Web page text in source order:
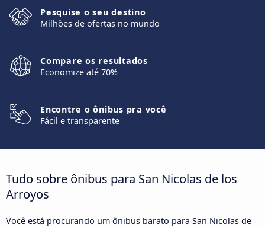
Pesquise o seu destino
Milhões de ofertas no mundo
Compare os resultados
Economize até 70%
Encontre o ônibus pra você
Fácil e transparente
Tudo sobre ônibus para San Nicolas de los
Arroyos
Você está procurando um ônibus barato para San Nicolas de